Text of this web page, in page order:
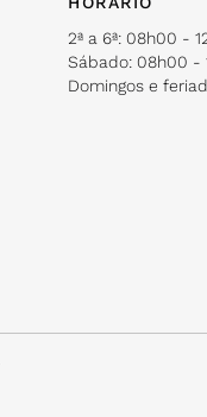
2ª a 6ª: 08h00 -
Sábado: 08h00 -
Domingos e